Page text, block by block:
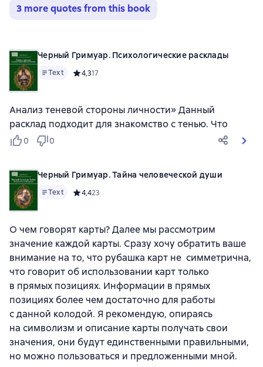
3 more quotes from this book
Черный Гримуар. Психологические расклады
Text Средний рейтинг 4,3 на основе 17 оценок
4,317
Анализ теневой стороны личности» Данный
расклад подходит для знакомство с тенью. Что
0 0
Черный Гримуар. Тайна человеческой души
Text Средний рейтинг 4,4 на основе 23 оценок
4,423
О чем говорят карты? Далее мы рассмотрим
значение каждой карты. Сразу хочу обратить ваше
внимание на то, что рубашка карт не симметрична,
что говорит об использовании карт только
в прямых позициях. Информации в прямых
позициях более чем достаточно для работы
с данной колодой. Я рекомендую, опираясь
на символизм и описание карты получать свои
значения, они будут единственными правильными,
но можно пользоваться и предложенными мной.